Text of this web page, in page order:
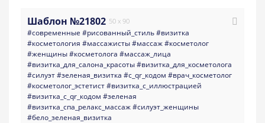
Шаблон №21802 50 x 90
#современные #рисованный_стиль#визитка
#косметология #массажисты#массаж#косметолог
#женщины#косметолога #массаж_лица
#визитка_для_салона_красоты#визитка_для_косметолога
#силуэт#зеленая_визитка #с_qr_кодом #врач_косметолог
#косметолог_эстетист#визитка_с_иллюстрацией
#визитка_с_qr_кодом #зеленая
#визитка_спа_релакс_массаж#силуэт_женщины
#бело_зеленая_визитка